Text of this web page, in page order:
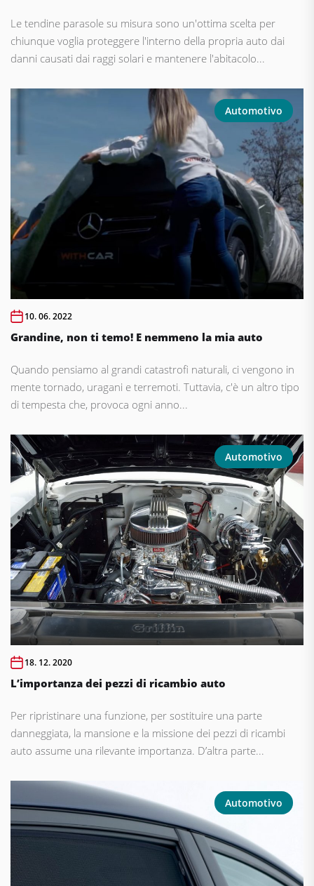
Le tendine parasole su misura sono un'ottima scelta per
chiunque voglia proteggere l'interno della propria auto dai
danni causati dai raggi solari e mantenere l'abitacolo...
Automotivo
10. 06. 2022
Grandine, non ti temo! E nemmeno la mia auto
Quando pensiamo al grandi catastrofi naturali, ci vengono in
mente tornado, uragani e terremoti. Tuttavia, c'è un altro tipo
di tempesta che, provoca ogni anno...
Automotivo
18. 12. 2020
L’importanza dei pezzi di ricambio auto
Per ripristinare una funzione, per sostituire una parte
danneggiata, la mansione e la missione dei pezzi di ricambi
auto assume una rilevante importanza. D’altra parte...
Automotivo